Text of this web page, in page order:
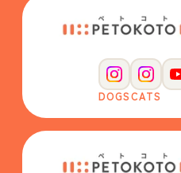
DOGSCATS